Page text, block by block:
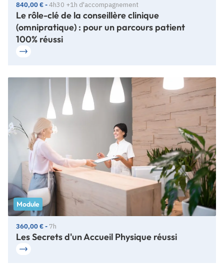
840,00 € -4h30 +1h d'accompagnement
Le rôle-clé de la conseillère clinique
(omnipratique) : pour un parcours patient
100% réussi
Module
360,00 € - 7h
Les Secrets d'un Accueil Physique réussi